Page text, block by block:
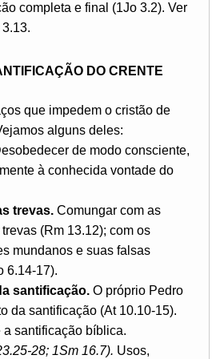
completa e final (1Jo 3.2). Ver
DO CRENTE
que impedem o cristão de
alguns deles:
de modo consciente,
à conhecida vontade do
trevas. Comungar com as
(Rm 13.12); com os
mundanos e suas falsas
6.14-17).
santificação. O próprio Pedro
da santificação (At 10.10-15).
santificação bíblica.
28; 1Sm 16.7). Usos,